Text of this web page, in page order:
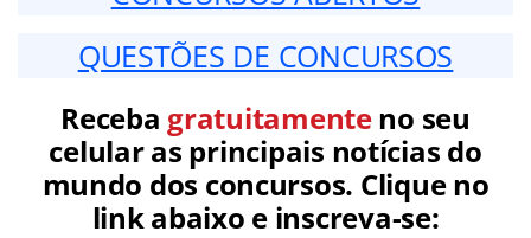
QUESTÕES DE CONCURSOS
Receba gratuitamenteno seu
celular as principais notícias do
mundo dos concursos. Clique no
link abaixo e inscreva-se: